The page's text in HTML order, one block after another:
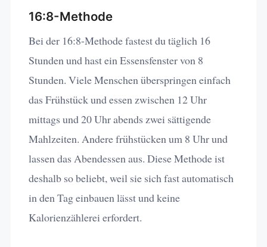
16:8-Methode
Bei der 16:8-Methode fastest du täglich 16
Stunden und hast ein Essensfenster von 8
Stunden. Viele Menschen überspringen einfach
das Frühstück und essen zwischen 12 Uhr
mittags und 20 Uhr abends zwei sättigende
Mahlzeiten. Andere frühstücken um 8 Uhr und
lassen das Abendessen aus. Diese Methode ist
deshalb so beliebt, weil sie sich fast automatisch
in den Tag einbauen lässt und keine
Kalorienzählerei erfordert.